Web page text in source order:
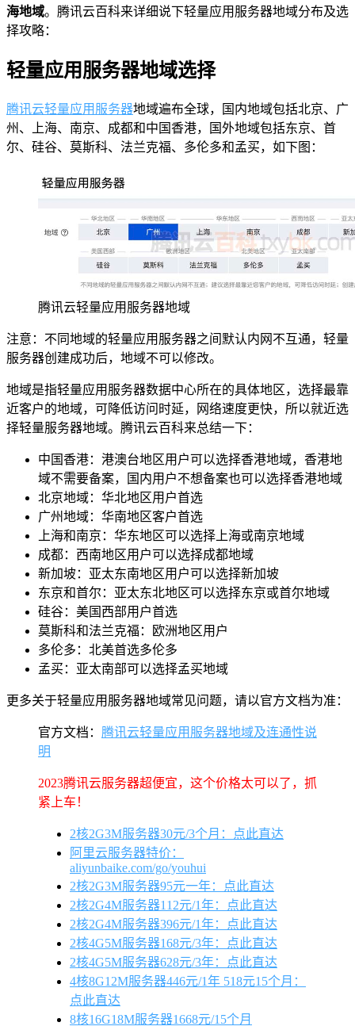
海地域。腾讯云百科来详细说下轻量应用服务器地域分布及选
择攻略：
轻量应用服务器地域选择
腾讯云轻量应用服务器地域遍布全球，国内地域包括北京、广
州、上海、南京、成都和中国香港，国外地域包括东京、首
尔、硅谷、莫斯科、法兰克福、多伦多和孟买，如下图：
腾讯云轻量应用服务器地域
注意：不同地域的轻量应用服务器之间默认内网不互通，轻量
服务器创建成功后，地域不可以修改。
地域是指轻量应用服务器数据中心所在的具体地区，选择最靠
近客户的地域，可降低访问时延，网络速度更快，所以就近选
择轻量服务器地域。腾讯云百科来总结一下：
中国香港：港澳台地区用户可以选择香港地域，香港地
域不需要备案，国内用户不想备案也可以选择香港地域
北京地域：华北地区用户首选
广州地域：华南地区客户首选
上海和南京：华东地区可以选择上海或南京地域
成都：西南地区用户可以选择成都地域
新加坡：亚太东南地区用户可以选择新加坡
东京和首尔：亚太东北地区可以选择东京或首尔地域
硅谷：美国西部用户首选
莫斯科和法兰克福：欧洲地区用户
多伦多：北美首选多伦多
孟买：亚太南部可以选择孟买地域
更多关于轻量应用服务器地域常见问题，请以官方文档为准：
官方文档： 腾讯云轻量应用服务器地域及连通性说
明
2023腾讯云服务器超便宜，这个价格太可以了，抓
紧上车！
2核2G3M服务器30元/3个月：点此直达
阿里云服务器特价：
aliyunbaike.com/go/youhui
2核2G3M服务器95元一年：点此直达
2核2G4M服务器112元/1年：点此直达
2核2G4M服务器396元/1年：点此直达
2核4G5M服务器168元/3年：点此直达
2核4G5M服务器628元/3年：点此直达
4核8G12M服务器446元/1年 518元15个月：
点此直达
8核16G18M服务器1668元/15个月